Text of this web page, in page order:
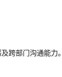
跨部门沟通能力。